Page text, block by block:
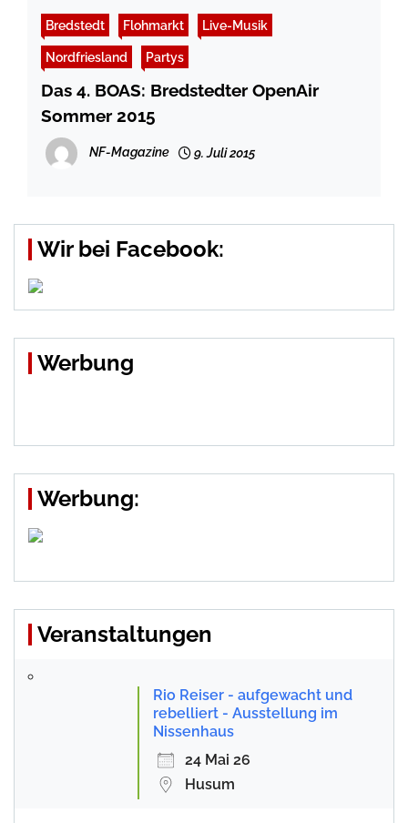
Bredstedt Flohmarkt Live-Musik
Nordfriesland Partys
Das 4. BOAS: Bredstedter OpenAir
Sommer 2015
NF-Magazine 9. Juli 2015
Wir bei Facebook:
Werbung
Werbung:
Veranstaltungen
Rio Reiser - aufgewacht und
rebelliert - Ausstellung im
Nissenhaus
24 Mai 26
Husum